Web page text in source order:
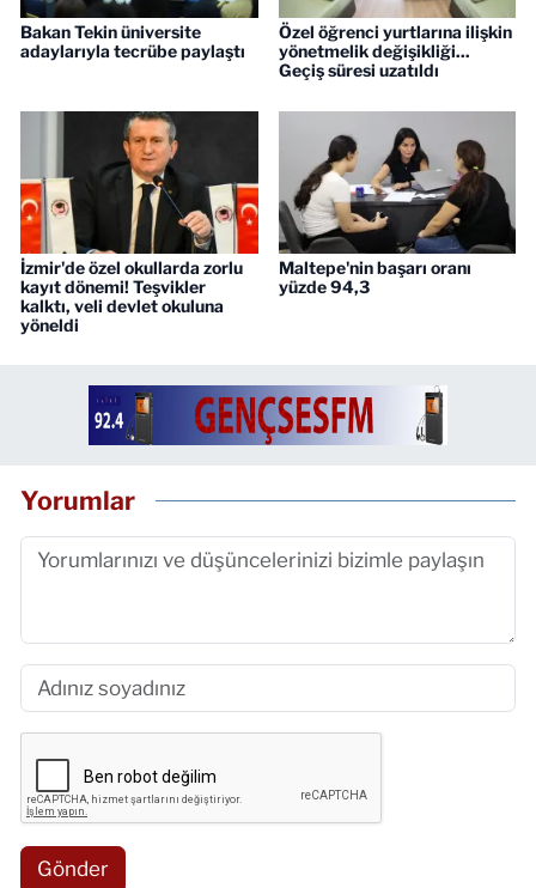
Bakan Tekin üniversite
adaylarıyla tecrübe paylaştı
Özel öğrenci yurtlarına ilişkin
yönetmelik değişikliği...
Geçiş süresi uzatıldı
İzmir'de özel okullarda zorlu
kayıt dönemi! Teşvikler
kalktı, veli devlet okuluna
yöneldi
Maltepe'nin başarı oranı
yüzde 94,3
Yorumlar
Gönder